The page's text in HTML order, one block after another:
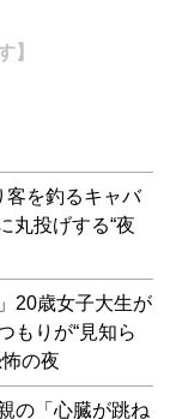
】
客を釣るキャバ
丸投げする“夜
20歳女子大生が
もりが“見知ら
の夜
の「心臓が跳ね